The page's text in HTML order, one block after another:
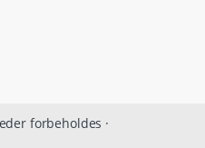
forbeholdes ·